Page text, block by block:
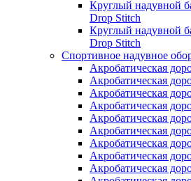
Круглый надувной
Drop Stitch
Круглый надувной
Drop Stitch
Спортивное надувное
Акробатическая
Акробатическая
Акробатическая
Акробатическая
Акробатическая
Акробатическая
Акробатическая
Акробатическая
Акробатическая